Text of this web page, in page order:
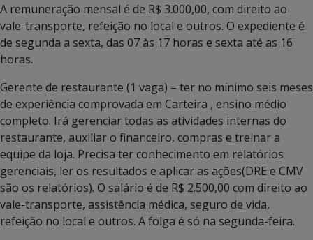
A remuneração mensal é de R$ 3.000,00, com direito ao
vale-transporte, refeição no local e outros. O expediente é
de segunda a sexta, das 07 às 17 horas e sexta até as 16
horas.
Gerente de restaurante (1 vaga) – ter no mínimo seis meses
de experiência comprovada em Carteira , ensino médio
completo. Irá gerenciar todas as atividades internas do
restaurante, auxiliar o financeiro, compras e treinar a
equipe da loja. Precisa ter conhecimento em relatórios
gerenciais, ler os resultados e aplicar as ações(DRE e CMV
são os relatórios). O salário é de R$ 2.500,00 com direito ao
vale-transporte, assistência médica, seguro de vida,
refeição no local e outros. A folga é só na segunda-feira.